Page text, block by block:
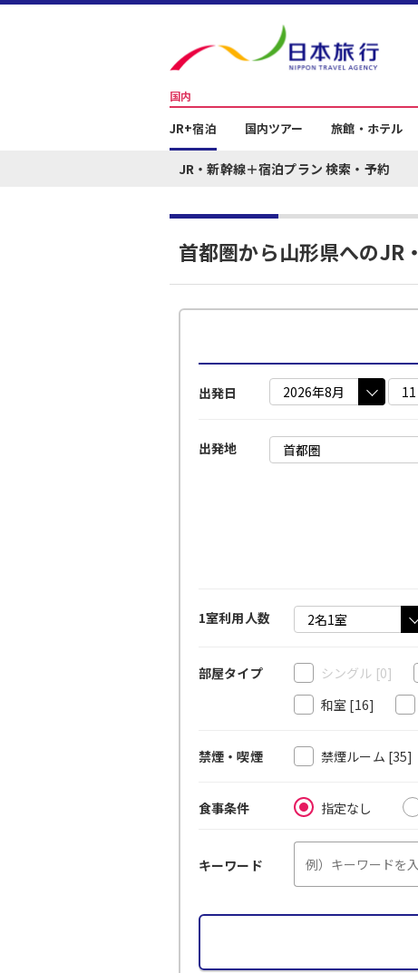
国内
JR+宿泊 国内ツアー 旅館・ホテル
JR・新幹線＋宿泊プラン 検索・予約
首都圏から山形県へのJR
出発日
出発地
1室利用人数
部屋タイプ シングル [0]
和室 [16]
禁煙・喫煙 禁煙ルーム [35]
食事条件 指定なし
キーワード